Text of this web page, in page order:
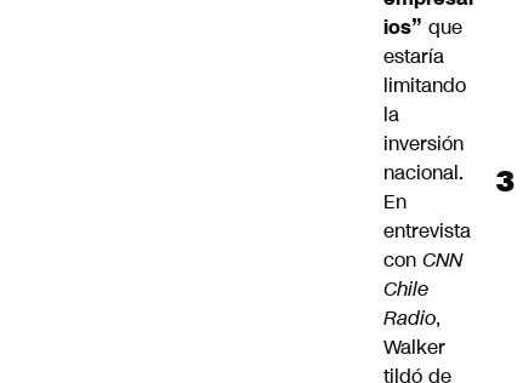
ios” que
estaría
limitando
la
inversión
nacional.
En
entrevista
con CNN
Chile
Radio,
Walker
tildó de